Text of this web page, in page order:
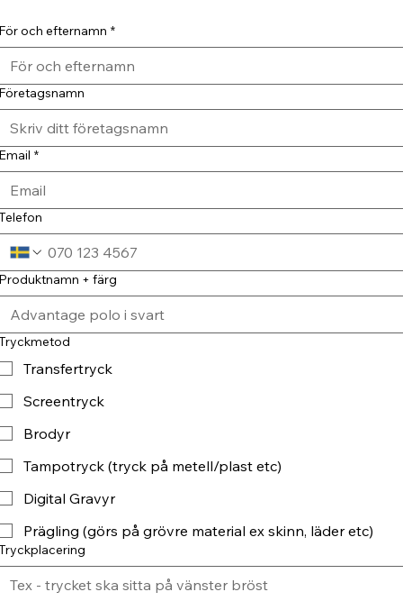
och efternamn *
*
+ färg
Transfertryck
Screentryck
Brodyr
Tampotryck (tryck på metell/plast etc)
Digital Gravyr
Prägling (görs på grövre material ex skinn, läder etc)